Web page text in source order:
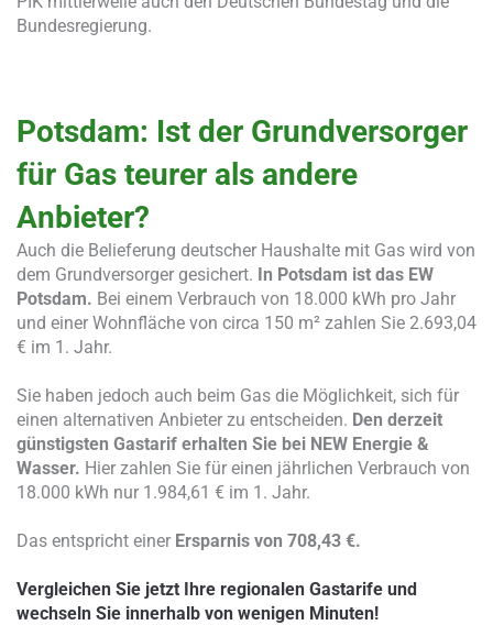
Bundesregierung.
Potsdam: Ist der Grundversorger
für Gas teurer als andere
Anbieter?
Auch die Belieferung deutscher Haushalte mit Gas wird von
dem Grundversorger gesichert. In Potsdam ist das EW
Potsdam. Bei einem Verbrauch von 18.000 kWh pro Jahr
und einer Wohnfläche von circa 150 m² zahlen Sie 2.693,04
€ im 1. Jahr.
Sie haben jedoch auch beim Gas die Möglichkeit, sich für
einen alternativen Anbieter zu entscheiden. Den derzeit
günstigsten Gastarif erhalten Sie bei NEW Energie &
Wasser. Hier zahlen Sie für einen jährlichen Verbrauch von
18.000 kWh nur 1.984,61 € im 1. Jahr.
Das entspricht einer Ersparnis von 708,43 €.
Vergleichen Sie jetzt Ihre regionalen Gastarife und
wechseln Sie innerhalb von wenigen Minuten!